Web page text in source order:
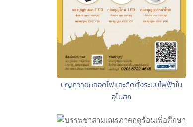
บุญถวายหลอดไฟและติดตั้งระบบไฟฟ้าใน
อุโบสถ